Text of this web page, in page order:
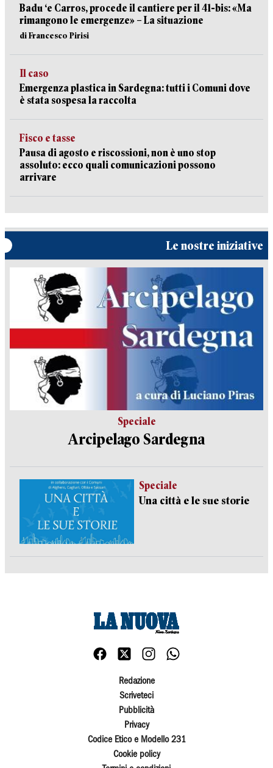
Badu ‘e Carros, procede il cantiere per il 41-bis: «Ma
rimangono le emergenze» – La situazione
di Francesco Pirisi
Il caso
Emergenza plastica in Sardegna: tutti i Comuni dove
è stata sospesa la raccolta
Fisco e tasse
Pausa di agosto e riscossioni, non è uno stop
assoluto: ecco quali comunicazioni possono
arrivare
Le nostre iniziative
Speciale
Arcipelago Sardegna
Speciale
Una città e le sue storie
Redazione
Scriveteci
Pubblicità
Privacy
Codice Etico e Modello 231
Cookie policy